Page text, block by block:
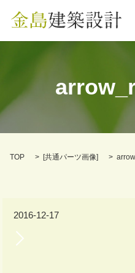
TOP [共通パーツ画像]
2016-12-17